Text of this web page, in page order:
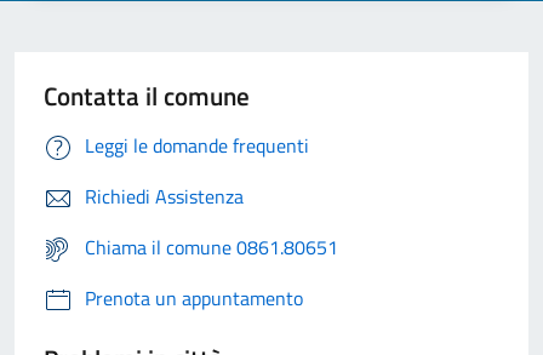
Contatta il comune
Leggi le domande frequenti
Richiedi Assistenza
Chiama il comune 0861.80651
Prenota un appuntamento